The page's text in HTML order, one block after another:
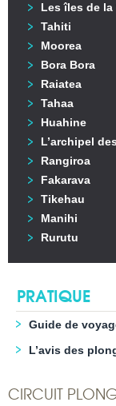
Les îles de la
Tahiti
Moorea
Bora Bora
Raiatea
Tahaa
Huahine
L’archipel
Rangiroa
Fakarava
Tikehau
Manihi
Rurutu
PRATIQUE
Guide de
L’avis des
CIRCUIT